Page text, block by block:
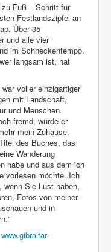
zu Fuß – Schritt für
Festlandszipfel an
Über 35
und alle vier
im Schneckentempo.
langsam ist, hat
war voller einzigartiger
mit Landschaft,
und Menschen.
fremd, wurde er
mein Zuhause.
des Buches, das
Wanderung
habe und aus dem ich
vorlesen möchte. Ich
wenn Sie Lust haben,
Fotos von meiner
und in
www.gibraltar-